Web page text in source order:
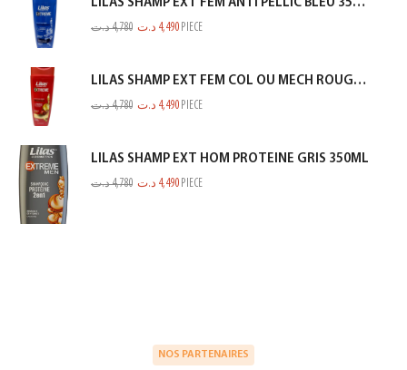
LILAS SHAMP EXT FEM ANTI PELLIC BLEU 350ML
4,780د.ت 4,490 د.ت PIECE
LILAS SHAMP EXT FEM COL OU MECH ROUGE 350ML
4,780د.ت 4,490 د.ت PIECE
LILAS SHAMP EXT HOM PROTEINE GRIS 350ML
4,780د.ت 4,490 د.ت PIECE
NOS PARTENAIRES